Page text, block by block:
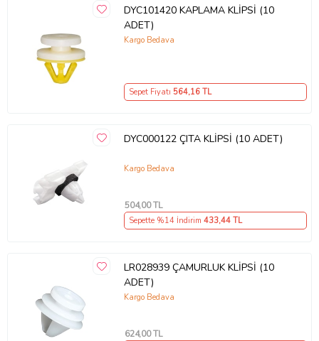
DYC101420 KAPLAMA KLİPSİ (10
ADET)
Kargo Bedava
Sepet Fiyatı 564,16 TL
DYC000122 ÇITA KLİPSİ (10 ADET)
Kargo Bedava
504,00 TL
Sepette %14 İndirim 433,44 TL
LR028939 ÇAMURLUK KLİPSİ (10
ADET)
Kargo Bedava
624,00 TL